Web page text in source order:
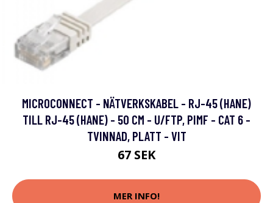
MICROCONNECT - NÄTVERKSKABEL - RJ-45 (HANE)
TILL RJ-45 (HANE) - 50 CM - U/FTP, PIMF - CAT 6 -
TVINNAD, PLATT - VIT
67 SEK
MER INFO!